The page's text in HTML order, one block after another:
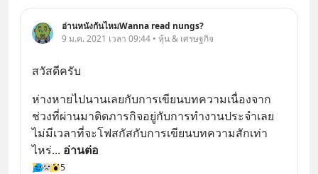
อ่านหนังกันไหมWanna read nungs?
9 ม.ค. 2021 เวลา 09:44 • หุ้น & เศรษฐกิจ
สวัสดีครับ
ห่างหายไปนานเลยกับการเขียนบทความเนื่องจาก
ช่วงที่ผ่านมาติดภารกิจอยู่กับการทำงานประจำเลย
ไม่มีเวลาที่จะโฟสกัสกับการเขียนบทความสักเท่า
ไหร่... อ่านต่อ
5